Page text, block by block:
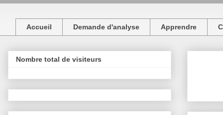
Accueil Demande d'analyse Apprendre
Nombre total de visiteurs